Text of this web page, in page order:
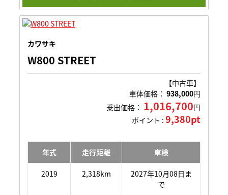
カワサキ
W800 STREET
【中古車】
車体価格： 938,000円
乗出価格： 1,016,700円
ポイント : 9,380pt
年式 走行距離 車検
2019 2,318km
2027年10月08日ま
で